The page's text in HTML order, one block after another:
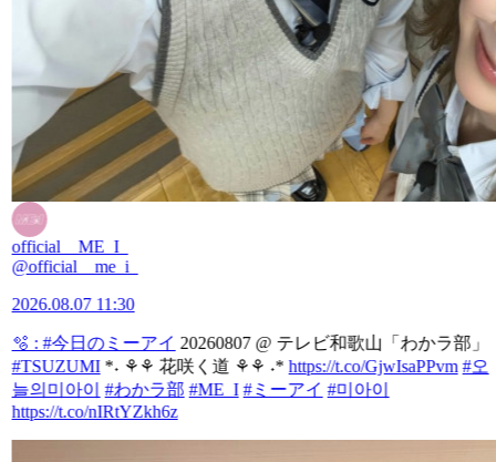
official__ME_I_
@official__me_i_
2026.08.07 11:30
🫧 :#今日のミーアイ 20260807 @ テレビ和歌山「わかラ部」
#TSUZUMI*˖ ⚘⚘ 花咲く道 ⚘⚘ ˖*https://t.co/GjwIsaPPvm #오
늘의미아이
#わかラ部 #ME_I #ミーアイ #미아이
https://t.co/nIRtYZkh6z